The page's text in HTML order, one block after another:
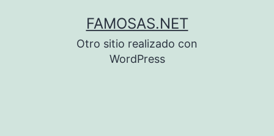
FAMOSAS.NET
Otro sitio realizado con
WordPress